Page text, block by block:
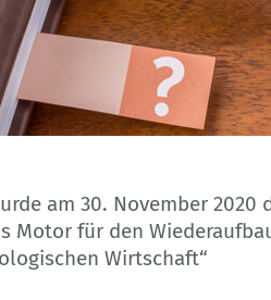
am 30. November 2020
Motor für den
Wirtschaft“